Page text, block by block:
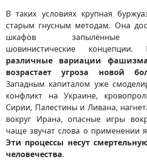
В таких условиях крупная
старым гнусным методам. Она
шкафов запылённые
шовинистические концепции.
различные вариации
возрастает угроза новой
Западным капиталом уже
конфликт на Украине,
Сирии, Палестины и Ливана,
вокруг Ирана, опасные игры
чаще звучат слова о применении
Эти процессы несут
человечества.